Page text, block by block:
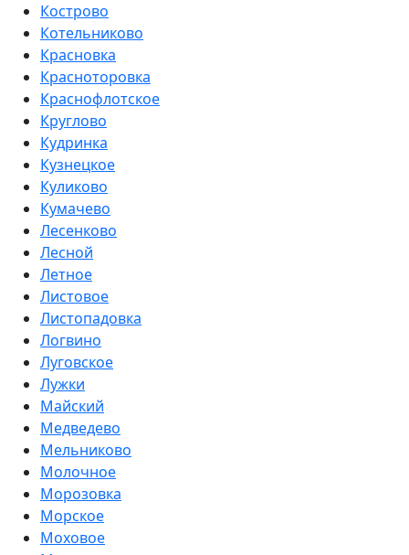
Кострово
Котельниково
Красновка
Красноторовка
Краснофлотское
Круглово
Кудринка
Кузнецкое
Куликово
Кумачево
Лесенково
Лесной
Летное
Листовое
Листопадовка
Логвино
Луговское
Лужки
Майский
Медведево
Мельниково
Молочное
Морозовка
Морское
Моховое